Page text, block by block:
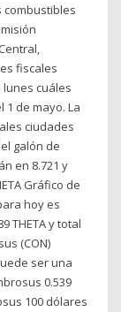
combustibles
fiscales
lunes cuáles
de mayo. La
ciudades
galón de
en 8.721 y
Gráfico de
hoy es
THETA y total
(CON)
ser una
0.539
100 dólares